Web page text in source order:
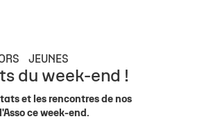
JEUNES
du week-end !
et les rencontres de nos
ce week-end.